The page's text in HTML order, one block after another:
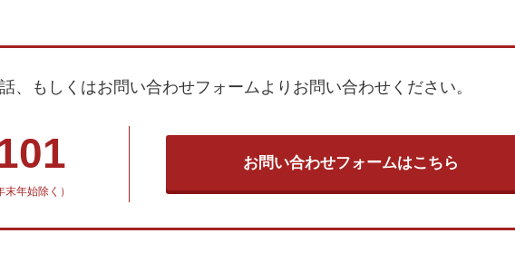
、もしくはお問い合わせフォームよりお問い合わせください。
年始除く）
お問い合わせフォームはこちら